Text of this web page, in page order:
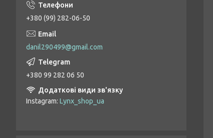
+380 (99) 282-06-50
danil290499@gmail.com
+380 99 282 06 50
Instagram Lynx_shop_ua